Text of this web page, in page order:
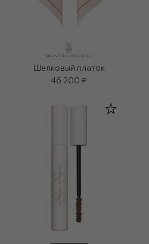
Шелковый платок
46 200 ₽